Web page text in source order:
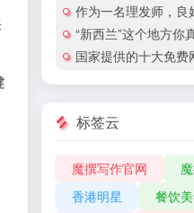
作为一名理发师，良好的心里健康
“新西兰”这个地方你
国家提供的十大免费
标签云
魔撰写作官网
香港明星
餐饮